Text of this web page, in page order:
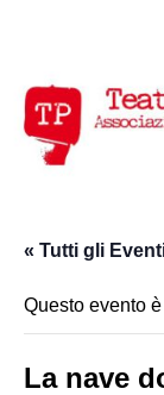
« Tutti gli
Questo evento
La nave